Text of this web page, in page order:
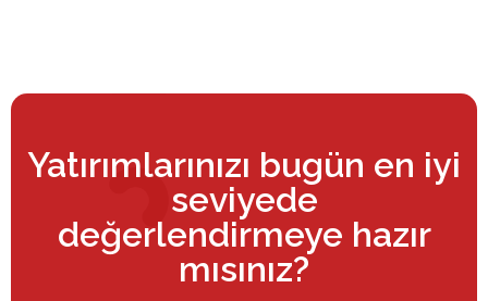
Yatırımlarınızı bugün en iyi
seviyede
değerlendirmeye hazır
mısınız?